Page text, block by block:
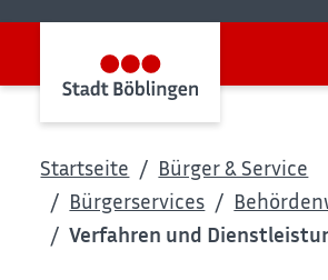
Startseite
Bürger & Service
Bürgerservices
Verfahren und